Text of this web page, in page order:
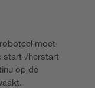
moet
start-/herstart
op de